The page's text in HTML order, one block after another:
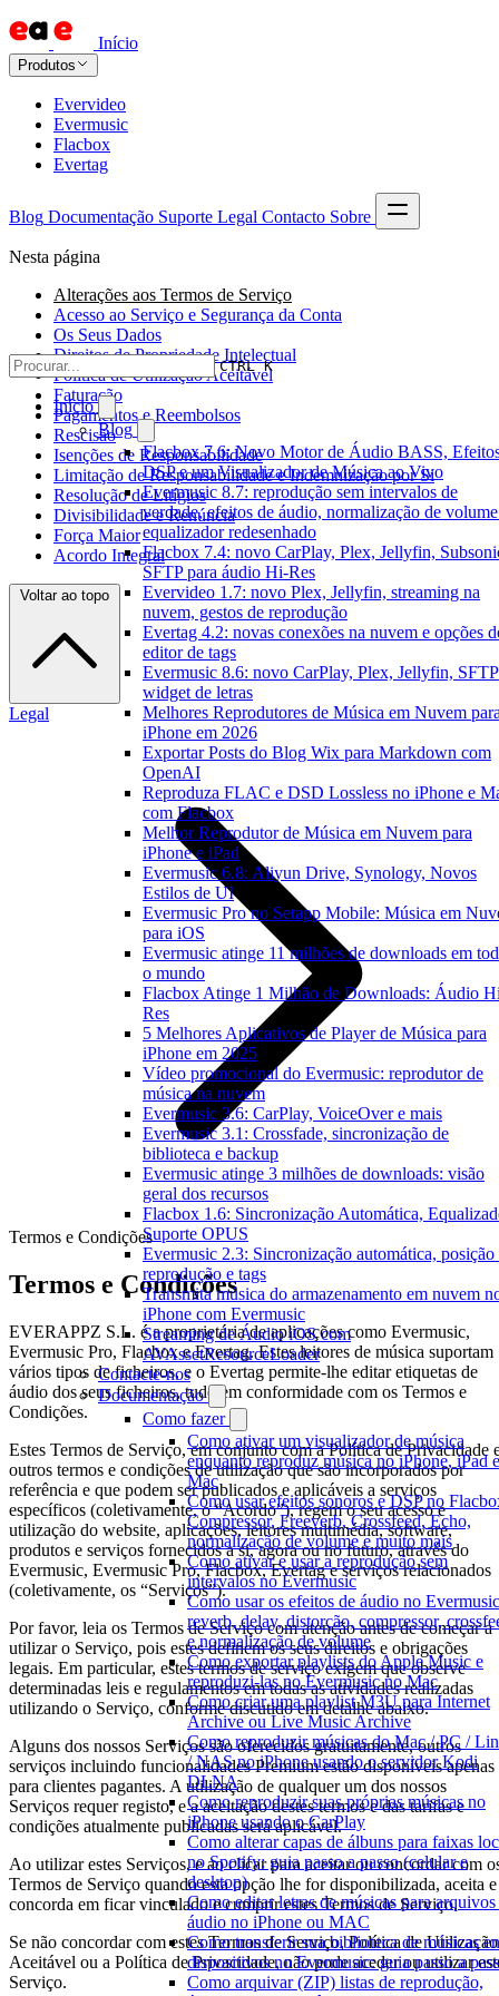
Início
Produtos
Evervideo
Evermusic
Flacbox
Evertag
Blog Documentação Suporte Legal Contacto Sobre
CTRL K
Início
Blog
Flacbox 7.6: Novo Motor de Áudio BASS,
DSP e um Visualizador de Música ao Vivo
Evermusic 8.7: reprodução sem intervalos de
verdade, efeitos de áudio, normalização de
equalizador redesenhado
Flacbox 7.4: novo CarPlay, Plex, Jellyfin,
SFTP para áudio Hi-Res
Evervideo 1.7: novo Plex, Jellyfin, streaming na
nuvem, gestos de reprodução
Evertag 4.2: novas conexões na nuvem e opções
editor de tags
Evermusic 8.6: novo CarPlay, Plex, Jellyfin,
widget de letras
Melhores Reprodutores de Música em Nuvem
iPhone em 2026
Exportar Posts do Blog Wix para Markdown com
OpenAI
Reproduza FLAC e DSD Lossless no iPhone e
com Flacbox
Melhor Reprodutor de Música em Nuvem para
iPhone e iPad
Evermusic 6.8: Aliyun Drive, Synology, Novos
Estilos de UI
Evermusic Pro no Setapp Mobile: Música em
para iOS
Evermusic atinge 11 milhões de downloads em
o mundo
Flacbox Atinge 1 Milhão de Downloads: Áudio
Res
5 Melhores Aplicativos de Player de Música para
iPhone em 2025
Vídeo promocional do Evermusic: reprodutor de
música na nuvem
Evermusic 3.6: CarPlay, VoiceOver e mais
Evermusic 3.1: Crossfade, sincronização de
biblioteca e backup
Evermusic atinge 3 milhões de downloads: visão
geral dos recursos
Flacbox 1.6: Sincronização Automática,
Suporte OPUS
Evermusic 2.3: Sincronização automática, posição
reprodução e tags
Transmita música do armazenamento em nuvem
iPhone com Evermusic
Streaming de Áudio iOS com
AVAssetResourceLoader
Contacte-nos
Documentação
Como fazer
Como ativar um visualizador de música
enquanto reproduz música no iPhone, iPad e
Mac
Como usar efeitos sonoros e DSP no
Compressor, Freeverb, Crossfeed, Echo,
normalização de volume e muito mais
Como ativar e usar a reprodução sem
intervalos no Evermusic
Como usar os efeitos de áudio no
reverb, delay, distorção, compressor,
e normalização de volume
Como exportar playlists do Apple Music e
reproduzi-las no Evermusic no Mac
Como criar uma playlist M3U para Internet
Archive ou Live Music Archive
Como reproduzir músicas do Mac / PC /
/ NAS no iPhone usando o servidor Kodi
DLNA
Como reproduzir suas próprias músicas no
iPhone usando o CarPlay
Como alterar capas de álbuns para faixas
no Spotify: guia passo a passo (celular e
desktop)
Como editar letras de músicas para arquivos
áudio no iPhone ou MAC
Como transferir sua biblioteca de músicas
dispositivos no Evermusic: guia passo a
Como arquivar (ZIP) listas de reprodução,
Nesta página
Alterações aos Termos de Serviço
Acesso ao Serviço e Segurança da Conta
Os Seus Dados
Direitos de Propriedade Intelectual
Política de Utilização Aceitável
Faturação
Pagamentos e Reembolsos
Rescisão
Isenções de Responsabilidade
Limitação de Responsabilidade e Indemnização por Si
Resolução de Litígios
Divisibilidade e Renúncia
Força Maior
Acordo Integral
Voltar ao topo
Legal
Termos e Condições
Termos e Condições
EVERAPPZ S.L. é a proprietária de aplicações como Evermusic,
Evermusic Pro, Flacbox e Evertag. Estes leitores de música suportam
vários tipos de ficheiros, e o Evertag permite-lhe editar etiquetas de
áudio dos seus ficheiros, tudo em conformidade com os Termos e
Condições.
Estes Termos de Serviço, em conjunto com a Política de Privacidade
outros termos e condições de utilização que são incorporados por
referência e que podem ser publicados e aplicáveis a serviços
específicos (coletivamente, o “Acordo”), regem o seu acesso e
utilização do website, aplicações, leitores multimédia, software,
produtos e serviços fornecidos a si, agora ou no futuro, através do
Evermusic, Evermusic Pro, Flacbox, Evertag e serviços relacionados
(coletivamente, os “Serviços”).
Por favor, leia os Termos de Serviço com atenção antes de começar a
utilizar o Serviço, pois estes definem os seus direitos e obrigações
legais. Em particular, estes termos de serviço exigem que observe
determinadas leis e regulamentos em todas as atividades realizadas
utilizando o Serviço, conforme discutido em detalhe abaixo.
Alguns dos nossos Serviços são oferecidos gratuitamente, outros
serviços incluindo funcionalidades Premium estão disponíveis apenas
para clientes pagantes. A utilização de qualquer um dos nossos
Serviços requer registo, e a aceitação destes termos e das tarifas e
condições atualmente publicadas será aplicável.
Ao utilizar estes Serviços, e ao clicar para aceitar ou concordar com
Termos de Serviço quando esta opção lhe for disponibilizada, aceita e
concorda em ficar vinculado e cumprir estes Termos de Serviço.
Se não concordar com estes Termos de Serviço, Política de Utilização
Aceitável ou a Política de Privacidade, não pode aceder ou utilizar
Serviço.